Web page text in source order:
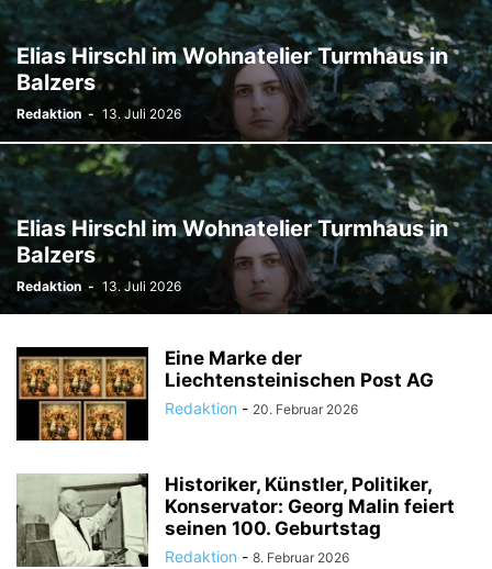
TODESFÄLLE TOURISMUS UMFRAGE
ÜSERE WORZLA - HISTORISCHES VEREINE VERKEHR
WIRTSCHAFTS:ZEIT
Elias Hirschl im Wohnatelier Turmhaus in
Balzers
Redaktion - 13. Juli 2026
Elias Hirschl im Wohnatelier Turmhaus in
Balzers
Redaktion - 13. Juli 2026
Eine Marke der
Liechtensteinischen Post AG
Redaktion - 20. Februar 2026
Historiker, Künstler, Politiker,
Konservator: Georg Malin feiert
seinen 100. Geburtstag
Redaktion - 8. Februar 2026